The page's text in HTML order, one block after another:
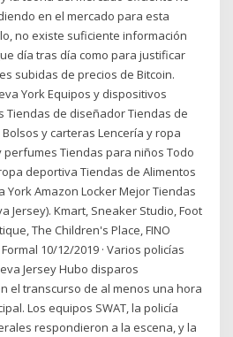
en el mercado para esta
no existe suficiente información
día tras día como para justificar
subidas de precios de Bitcoin.
York Equipos y dispositivos
Tiendas de diseñador Tiendas de
y carteras Lencería y ropa
perfumes Tiendas para niños Todo
deportiva Tiendas de Alimentos
York Amazon Locker Mejor Tiendas
Jersey). Kmart, Sneaker Studio, Foot
The Children's Place, FINO
10/12/2019 · Varios policías
Jersey Hubo disparos
el transcurso de al menos una hora
Los equipos SWAT, la policía
respondieron a la escena, y la